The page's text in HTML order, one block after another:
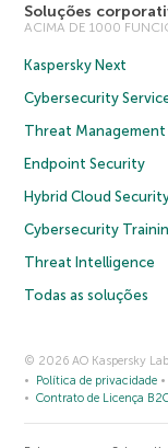
Soluções
ACIMA DE 1000
Kaspersky Next
Cybersecurity
Threat Management
Endpoint Security
Hybrid Cloud
Cybersecurity
Threat Intelligence
Todas as soluções
© 2026 AO Kaspersky
Política de privacidade
Contrato de Licença